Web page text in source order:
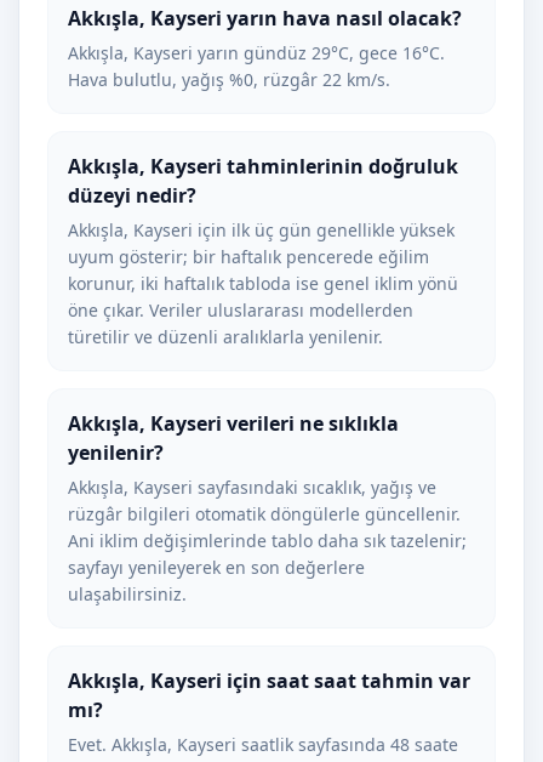
Akkışla, Kayseri yarın hava nasıl olacak?
Akkışla, Kayseri yarın gündüz 29°C, gece 16°C.
Hava bulutlu, yağış %0, rüzgâr 22 km/s.
Akkışla, Kayseri tahminlerinin doğruluk
düzeyi nedir?
Akkışla, Kayseri için ilk üç gün genellikle yüksek
uyum gösterir; bir haftalık pencerede eğilim
korunur, iki haftalık tabloda ise genel iklim yönü
öne çıkar. Veriler uluslararası modellerden
türetilir ve düzenli aralıklarla yenilenir.
Akkışla, Kayseri verileri ne sıklıkla
yenilenir?
Akkışla, Kayseri sayfasındaki sıcaklık, yağış ve
rüzgâr bilgileri otomatik döngülerle güncellenir.
Ani iklim değişimlerinde tablo daha sık tazelenir;
sayfayı yenileyerek en son değerlere
ulaşabilirsiniz.
Akkışla, Kayseri için saat saat tahmin var
mı?
Evet. Akkışla, Kayseri saatlik sayfasında 48 saate